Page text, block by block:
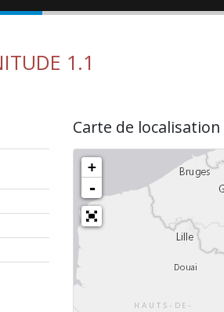
1.1
Carte de localisation
+
-